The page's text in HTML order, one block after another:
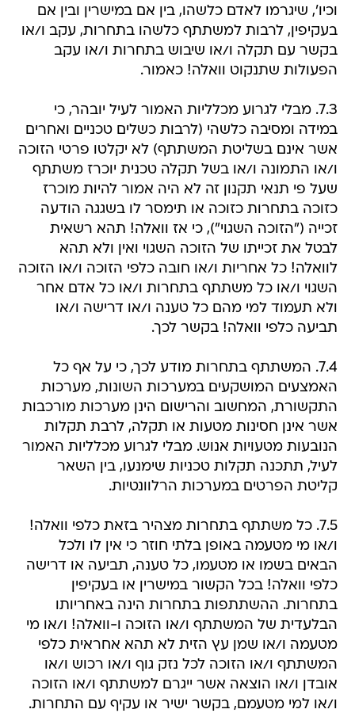
וכיו', שיגרמו לאדם כלשהו, בין אם במישרין ובין אם
בעקיפין, לרבות למשתתף כלשהו בתחרות, עקב ו/או
בקשר עם תקלה ו/או שיבוש בתחרות ו/או עקב
הפעולות שתנקוט וואלה! כאמור.
7.3. מבלי לגרוע מכלליות האמור לעיל יובהר, כי
במידה ומסיבה כלשהי (לרבות כשלים טכניים ואחרים
אשר אינם בשליטת המשתתף) לא יקלטו פרטי הזוכה
ו/או התמונה ו/או בשל תקלה טכנית יוכרז משתתף
שעל פי תנאי תקנון זה לא היה אמור להיות מוכרז
כזוכה בתחרות כזוכה או תימסר לו בשגגה הודעה
זכייה ("הזוכה השגוי"), כי אז וואלה! תהא רשאית
לבטל את זכייתו של הזוכה השגוי ואין ולא תהא
לוואלה! כל אחריות ו/או חובה כלפי הזוכה ו/או הזוכה
השגוי ו/או כל משתתף בתחרות ו/או כל אדם אחר
ולא תעמוד למי מהם כל טענה ו/או דרישה ו/או
תביעה כלפי וואלה! בקשר לכך.
7.4. המשתתף בתחרות מודע לכך, כי על אף כל
האמצעים המושקעים במערכות השונות, מערכות
התקשורת, המחשוב והרישום הינן מערכות מורכבות
אשר אינן חסינות מטעות או תקלה, לרבת תקלות
הנובעות מטעויות אנוש. מבלי לגרוע מכלליות האמור
לעיל, תתכנה תקלות טכניות שימנעו, בין השאר
קליטת הפרטים במערכות הרלוונטיות.
7.5. כל משתתף בתחרות מצהיר בזאת כלפי וואלה!
ו/או מי מטעמה באופן בלתי חוזר כי אין לו ולכל
הבאים בשמו או מטעמו, כל טענה, תביעה או דרישה
כלפי וואלה! בכל הקשור במישרין או בעקיפין
בתחרות. ההשתתפות בתחרות הינה באחריותו
הבלעדית של המשתתף ו/או הזוכה ו-וואלה! ו/או מי
מטעמה ו/או שמן עץ הזית לא תהא אחראית כלפי
המשתתף ו/או הזוכה לכל נזק גוף ו/או רכוש ו/או
אובדן ו/או הוצאה אשר ייגרם למשתתף ו/או הזוכה
ו/או למי מטעמם, בקשר ישיר או עקיף עם התחרות.